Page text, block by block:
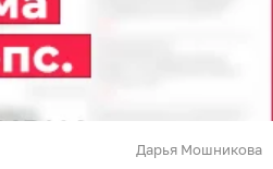
Дарья Мошникова